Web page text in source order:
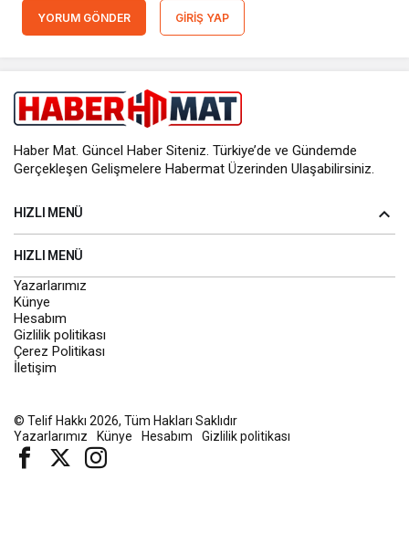
YORUM GÖNDER GIRIŞ YAP
Haber Mat. Güncel Haber Siteniz. Türkiye’de ve Gündemde
Gerçekleşen Gelişmelere Habermat Üzerinden Ulaşabilirsiniz.
HIZLI MENÜ
HIZLI MENÜ
Yazarlarımız
Künye
Hesabım
Gizlilik politikası
Çerez Politikası
İletişim
© Telif Hakkı 2026, Tüm Hakları Saklıdır
Yazarlarımız
Künye Hesabım Gizlilik politikası